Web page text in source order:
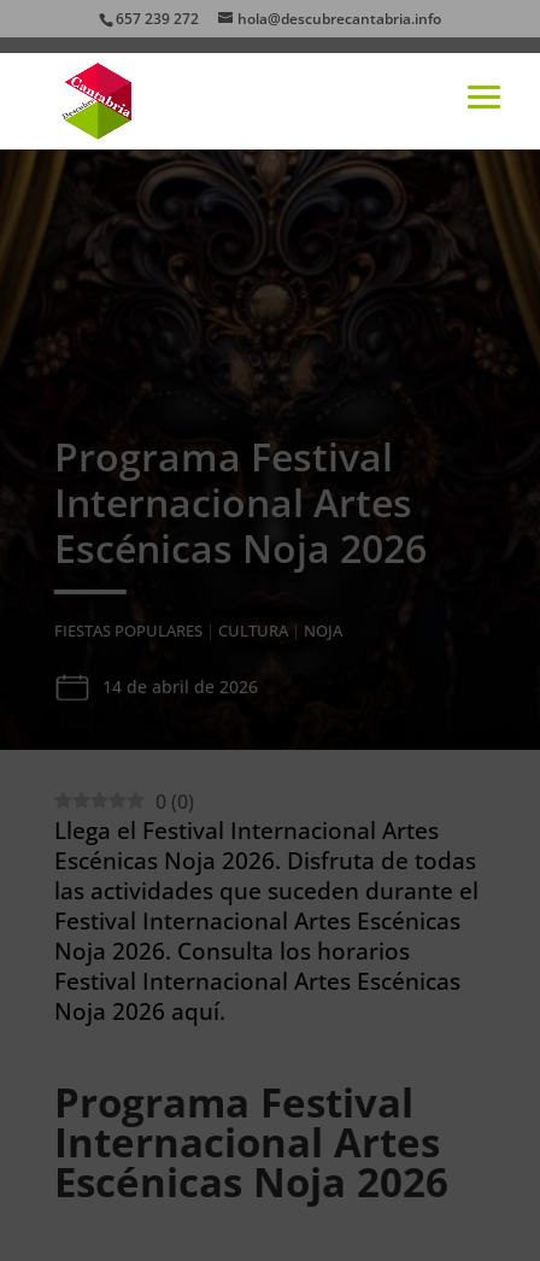
657 239 272 hola@descubrecantabria.info
Programa Festival
Internacional Artes
Escénicas Noja 2026
FIESTAS POPULARES| CULTURA| NOJA
14 de abril de 2026
0 (0)
Llega el Festival Internacional Artes
Escénicas Noja 2026. Disfruta de todas
las actividades que suceden durante el
Festival Internacional Artes Escénicas
Noja 2026. Consulta los horarios
Festival Internacional Artes Escénicas
Noja 2026 aquí.
Programa Festival
Internacional Artes
Escénicas Noja 2026